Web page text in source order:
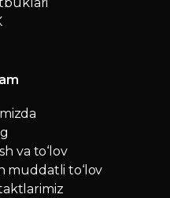
va to‘lov
muddatli to‘lov